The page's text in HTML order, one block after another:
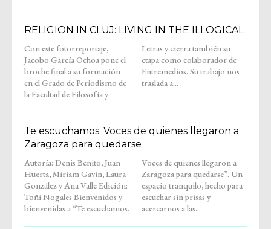
RELIGION IN CLUJ: LIVING IN THE ILLOGICAL
Con este fotorreportaje,
Jacobo García Ochoa pone el
broche final a su formación
en el Grado de Periodismo de
la Facultad de Filosofía y
Letras y cierra también su
etapa como colaborador de
Entremedios. Su trabajo nos
traslada a...
Te escuchamos. Voces de quienes llegaron a
Zaragoza para quedarse
Autoría: Denis Benito, Juan
Huerta, Miriam Gavín, Laura
González y Ana Valle Edición:
Toñi Nogales Bienvenidos y
bienvenidas a “Te escuchamos.
Voces de quienes llegaron a
Zaragoza para quedarse”. Un
espacio tranquilo, hecho para
escuchar sin prisas y
acercarnos a las...